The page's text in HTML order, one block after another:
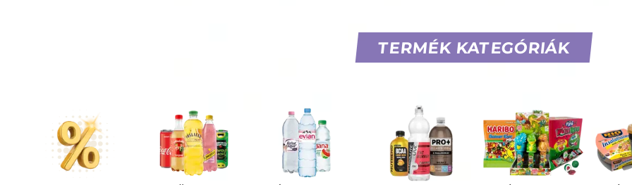
TERMÉK KATEGÓRIÁK